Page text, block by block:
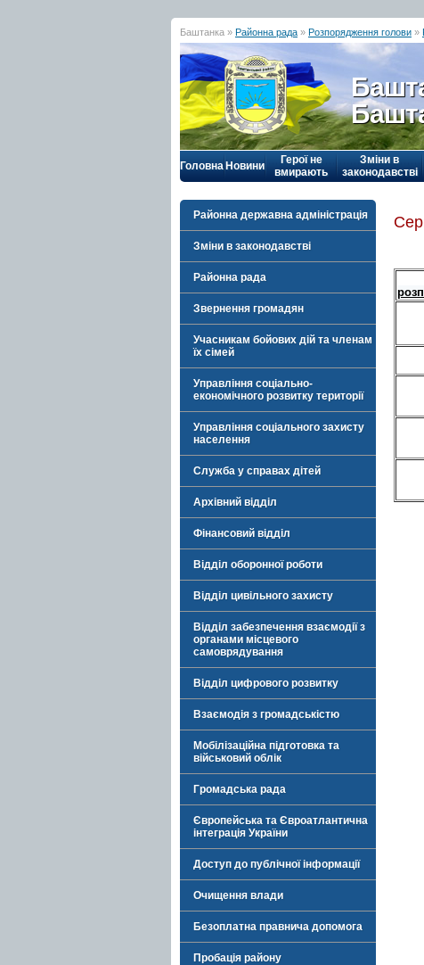
Баштанка » Районна рада » Розпорядження голови »
Головна Новини
Герої не
вмирають
Зміни в
законодавстві
Районна державна адміністрація
Зміни в законодавстві
Районна рада
Звернення громадян
Учасникам бойових дій та членам
їх сімей
Управління соціально-
економічного розвитку території
Управління соціального захисту
населення
Служба у справах дітей
Архівний відділ
Фінансовий відділ
Відділ оборонної роботи
Відділ цивільного захисту
Відділ забезпечення взаємодії з
органами місцевого
самоврядування
Відділ цифрового розвитку
Взаємодія з громадськістю
Мобілізаційна підготовка та
військовий облік
Громадська рада
Європейська та Євроатлантична
інтеграція України
Доступ до публічної інформації
Очищення влади
Безоплатна правнича допомога
Пробація району